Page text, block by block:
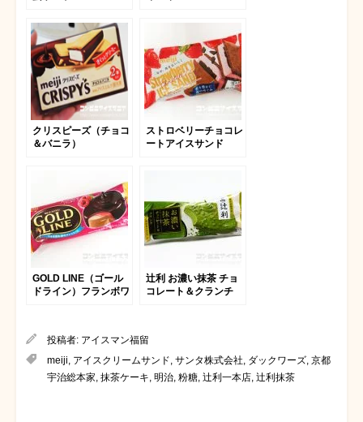
クリスピーズ（チョコ
＆バニラ）
ストロベリーチョコレ
ートアイスサンド
GOLD LINE（ゴール
ドライン）フランボワ
辻利 お濃い抹茶 チョ
コレート＆クランチ
投稿者: アイスマン福留
meiji, アイスクリームサンド, サンタ株式会社, ダックワーズ, 京都
宇治総本家, 抹茶ケーキ, 明治, 粉糖, 辻利一本店, 辻利抹茶